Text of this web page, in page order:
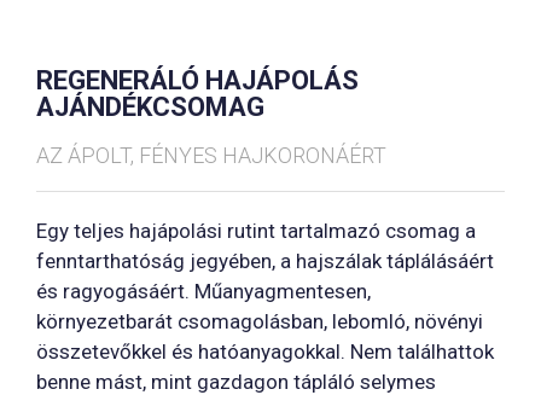
REGENERÁLÓ HAJÁPOLÁS
AJÁNDÉKCSOMAG
AZ ÁPOLT, FÉNYES HAJKORONÁÉRT
Egy teljes hajápolási rutint tartalmazó csomag a
fenntarthatóság jegyében, a hajszálak táplálásáért
és ragyogásáért. Műanyagmentesen,
környezetbarát csomagolásban, lebomló, növényi
összetevőkkel és hatóanyagokkal. Nem találhattok
benne mást, mint gazdagon tápláló selymes